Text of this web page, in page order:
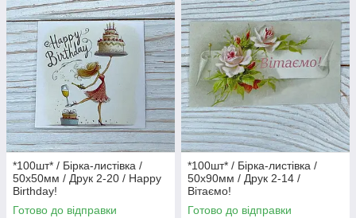
*100шт* / Бірка-листівка /
50х50мм / Друк 2-20 / Happy
Birthday!
Готово до відправки
*100шт* / Бірка-листівка /
50х90мм / Друк 2-14 /
Вітаємо!
Готово до відправки